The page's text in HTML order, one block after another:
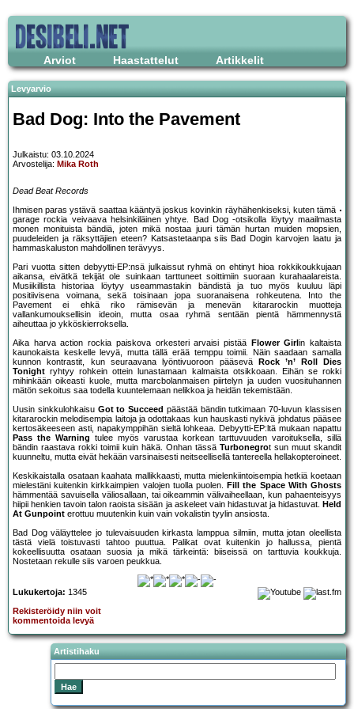
Arviot Haastattelut Artikkelit
Levyarvio
Bad Dog: Into the Pavement
Julkaistu: 03.10.2024
Arvostelija: Mika Roth
Dead Beat Records
Ihmisen paras ystävä saattaa kääntyä joskus kovinkin räyhähenkiseksi, kuten tämä
garage rockia veivaava helsinkiläinen yhtye. Bad Dog -otsikolla löytyy maailmasta
monen monituista bändiä, joten mikä nostaa juuri tämän hurtan muiden mopsien,
puudeleiden ja räksyttäjien eteen? Katsastetaanpa siis Bad Dogin karvojen laatu ja
hammaskaluston mahdollinen terävyys.
Pari vuotta sitten debyytti-EP:nsä julkaissut ryhmä on ehtinyt hioa rokkikoukkujaan
aikansa, eivätkä tekijät ole suinkaan tarttuneet soittimiin suoraan kurahaalareista.
Musiikillista historiaa löytyy useammastakin bändistä ja tuo myös kuuluu läpi
positiivisena voimana, sekä toisinaan jopa suoranaisena rohkeutena. Into the
Pavement ei ehkä riko rämisevän ja menevän kitararockin muotteja
vallankumouksellisin ideoin, mutta osaa ryhmä sentään pientä hämmennystä
aiheuttaa jo ykköskierroksella.
Aika harva action rockia paiskova orkesteri arvaisi pistää
Flower Girlin kaltaista
kaunokaista keskelle levyä, mutta tällä erää temppu toimii. Näin saadaan samalla
kunnon kontrastit, kun seuraavana lyöntivuoroon pääsevä
Rock ’n’ Roll Dies
Tonight ryhtyy rohkein ottein lunastamaan kalmaista otsikkoaan. Eihän se rokki
mihinkään oikeasti kuole, mutta marcbolanmaisen piirtelyn ja uuden vuosituhannen
mätön sekoitus saa todella kuuntelemaan nelikkoa ja heidän tekemistään.
Uusin sinkkulohkaisu Got to Succeed päästää bändin tutkimaan 70-luvun klassisen
kitararockin melodisempia laitoja ja odottakaas kun hauskasti nykivä johdatus pääsee
kertosäkeeseen asti, napakymppihän sieltä lohkeaa. Debyytti-EP:ltä mukaan napattu
Pass the Warning tulee myös varustaa korkean tarttuvuuden varoituksella, sillä
bändin raastava rokki toimii kuin häkä. Onhan tässä Turbonegrot sun muut skandit
kuunneltu, mutta eivät hekään varsinaisesti neitseellisellä tantereella hellakopteroineet.
Keskikaistalla osataan kaahata mallikkaasti, mutta mielenkiintoisempia hetkiä koetaan
mielestäni kuitenkin kirkkaimpien valojen tuolla puolen. Fill the Space With Ghosts
hämmentää savuisella väliosallaan, tai oikeammin välivaiheellaan, kun pahaenteisyys
hiipii henkien tavoin talon raoista sisään ja askeleet vain hidastuvat ja hidastuvat. Held
At Gunpoint erottuu muutenkin kuin vain vokalistin tyylin ansiosta.
Bad Dog väläyttelee jo tulevaisuuden kirkasta lamppua silmiin, mutta jotan oleellista
tästä vielä toistuvasti tahtoo puuttua. Palikat ovat kuitenkin jo hallussa, pientä
kokeellisuutta osataan suosia ja mikä tärkeintä: biiseissä on tarttuvia koukkuja.
Nostetaan rekulle siis varoen peukkua.
Lukukertoja: 1345
Rekisteröidy niin voit
kommentoida levyä
Artistihaku